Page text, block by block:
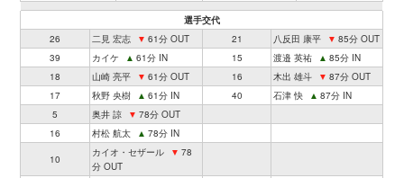
選手交代
26
二見 宏志 ▼ 61分 OUT 21 八反田 康平 ▼ 85分 OUT
39
カイケ ▲ 61分 IN 15 渡邉 英祐 ▲ 85分 IN
18
山崎 亮平 ▼ 61分 OUT 16 木出 雄斗 ▼ 87分 OUT
17
秋野 央樹 ▲ 61分 IN 40 石津 快 ▲ 87分 IN
5
奥井 諒 ▼ 78分 OUT
16
村松 航太 ▲ 78分 IN
10
カイオ・セザール ▼ 78
分 OUT